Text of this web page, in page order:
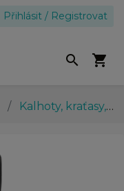
Přihlásit / Registrovat
search shopping_cart
Kalhoty, kraťasy, sukně